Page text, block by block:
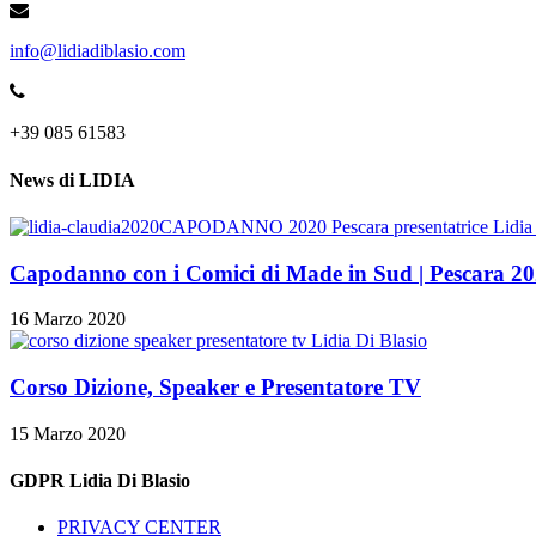
info@lidiadiblasio.com
+39 085 61583
News di LIDIA
Capodanno con i Comici di Made in Sud | Pescara
16 Marzo 2020
Corso Dizione, Speaker e Presentatore TV
15 Marzo 2020
GDPR Lidia Di Blasio
PRIVACY CENTER